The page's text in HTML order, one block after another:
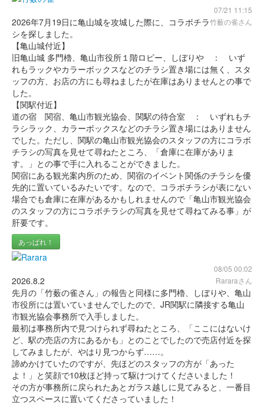
07/21 11:15
竹薮の雀さん
2026年7月19日に亀山城を攻城した際に、コラボチラ
シを探しました。
【亀山城付近】
旧亀山城 多門櫓、亀山市役所１階ロビー、しぼりや ： いず
れもラックやカラーボックスなどのチラシ置き場には無く、スタ
ッフの方、お店の方にも尋ねましたが在庫はありませんとの事で
した。
【関駅付近】
道の宿 関宿、亀山市観光協会、関駅の待合室 ： いずれもチ
ラシラック、カラーボックスなどのチラシ置き場にはありません
でした。ただし、関駅の亀山市観光協会のスタッフの方にコラボ
チラシの写真を見せて尋ねたところ、「倉庫に在庫がありま
す。」との事で手に入れることができました。
関宿にある観光案内所のため、関宿のイベント関係のチラシを優
先的に置いているみたいです。なので、コラボチラシが表にない
場合でも倉庫に在庫があるかもしれませんので「亀山市観光協会
のスタッフの方にコラボチラシの写真を見せて尋ねてみる事」が
肝要です。
あっぱれ！
08/05 00:02
Rararaさん
2026.8.2
先月の「竹薮の雀さん」の報告と同様に多門櫓、しぼりや、亀山
市役所には置いていませんでしたので、JR関駅に隣接する亀山
市観光協会事務所で入手しました。
最初は事務所内で見つけられず尋ねたところ、「ここにはないけ
ど、駅の売店の方にあるかも」とのことでしたので売店付近を探
してみましたが、やはり見つからず……。
諦めかけていたのですが、先ほどのスタッフの方が「あった
よ！」と笑顔で10枚ほど持って駆けつけてくださいました！
その方が事務所に戻られたあとガラス越しに見てみると、一番目
立つスペースに置いてくださっていました！